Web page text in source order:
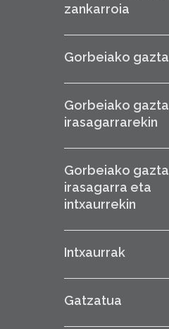
zankarroia
Gorbeiako gazta
Gorbeiako gazta
irasagarrarekin
Gorbeiako gazta
irasagarra eta
intxaurrekin
Intxaurrak
Gatzatua